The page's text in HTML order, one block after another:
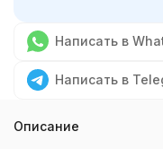
Написать в
Написать в
Описание